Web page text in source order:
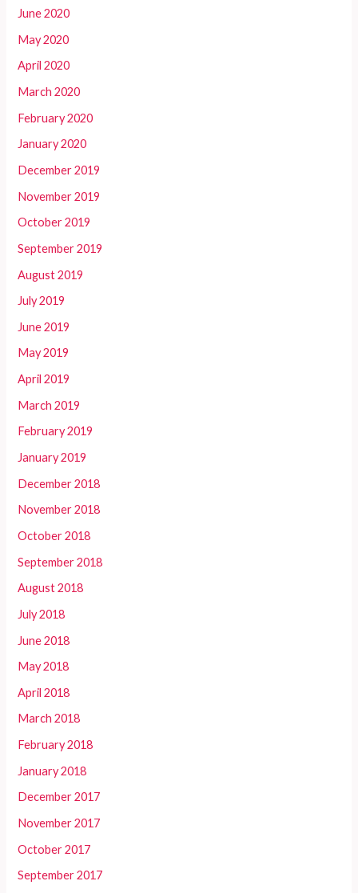
June 2020
May 2020
April 2020
March 2020
February 2020
January 2020
December 2019
November 2019
October 2019
September 2019
August 2019
July 2019
June 2019
May 2019
April 2019
March 2019
February 2019
January 2019
December 2018
November 2018
October 2018
September 2018
August 2018
July 2018
June 2018
May 2018
April 2018
March 2018
February 2018
January 2018
December 2017
November 2017
October 2017
September 2017